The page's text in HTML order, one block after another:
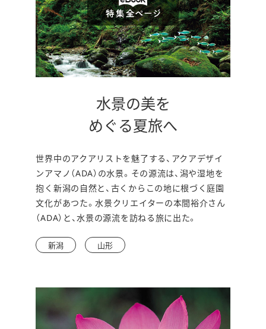
水景の美を
めぐる夏旅へ
ィ
ン
ド
き
ま
世界中のアクアリストを魅了する、アクアデザイ
ンアマノ（ADA）の水景。その源流は、潟や湿地を
抱く新潟の自然と、古くからこの地に根づく庭園
文化があつた。水景クリエイターの本間裕介さん
（ADA）と、水景の源流を訪ねる旅に出た。
新潟 山形